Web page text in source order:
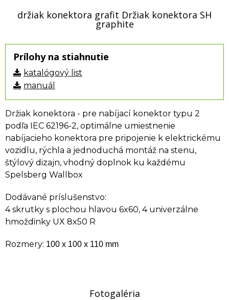
držiak konektora grafit Držiak konektora SH
graphite
Prílohy na stiahnutie
katalógový list
manuál
Držiak konektora - pre nabíjací konektor typu 2
podľa IEC 62196-2, optimálne umiestnenie
nabíjacieho konektora pre pripojenie k elektrickému
vozidlu, rýchla a jednoduchá montáž na stenu,
štýlový dizajn, vhodný doplnok ku každému
Spelsberg Wallbox
Dodávané príslušenstvo:
4 skrutky s plochou hlavou 6x60, 4 univerzálne
hmoždinky UX 8x50 R
Rozmery: 100 x 100 x 110 mm
Fotogaléria